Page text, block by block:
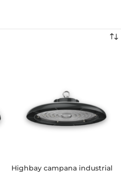
Highbay campana industrial